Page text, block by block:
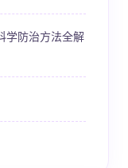
学防治方法全解